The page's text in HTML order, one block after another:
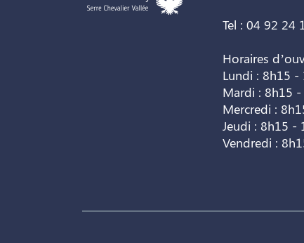
Tel : 04 92 24
Horaires
Lundi : 8h15 -
Mardi : 8h15
Mercredi :
Jeudi : 8h15 -
Vendredi :